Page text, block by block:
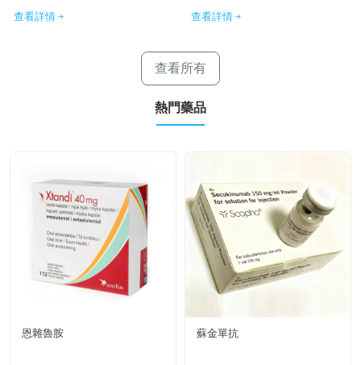
酪氨酸激酶（NTRK）基因融合、
發生轉移或手術切除可能導致嚴
重發病率、且沒有滿意的替代治
療方法或治療後癌症出現進展的
查看詳情
著的療效，但如同大多數抗癌藥
作用。治療期間患者可能會出現
胃腸道反應等不適，可在醫生的
指導下進行治療。
查看詳情
查看所有
熱門藥品
恩雜魯胺 蘇金單抗